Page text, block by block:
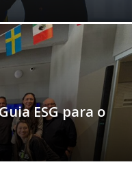
ESG para o